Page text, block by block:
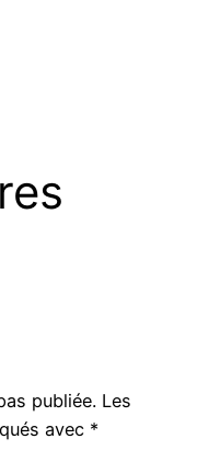
publiée. Les
avec *